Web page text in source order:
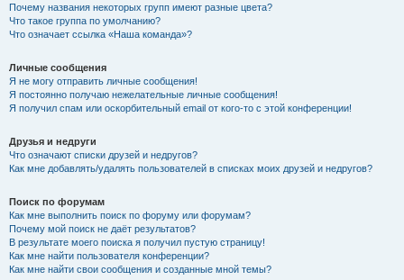
Почему названия некоторых групп имеют разные цвета?
Что такое группа по умолчанию?
Что означает ссылка «Наша команда»?
Личные сообщения
Я не могу отправить личные сообщения!
Я постоянно получаю нежелательные личные сообщения!
Я получил спам или оскорбительный email от кого-то с этой конференции!
Друзья и недруги
Что означают списки друзей и недругов?
Как мне добавлять/удалять пользователей в списках моих друзей и недругов?
Поиск по форумам
Как мне выполнить поиск по форуму или форумам?
Почему мой поиск не даёт результатов?
В результате моего поиска я получил пустую страницу!
Как мне найти пользователя конференции?
Как мне найти свои сообщения и созданные мной темы?